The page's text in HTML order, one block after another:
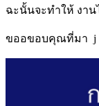
ฉะนั้นจะทำให้ งาน
ขออขอบคุณที่มา j o